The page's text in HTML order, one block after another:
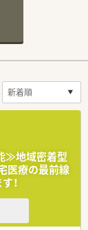
≫地域密着型
医療の最前線
！